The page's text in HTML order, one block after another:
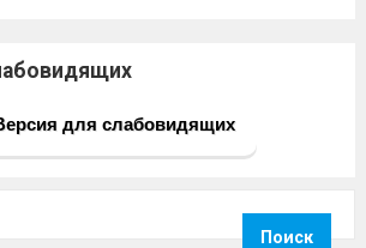
для слабовидящих